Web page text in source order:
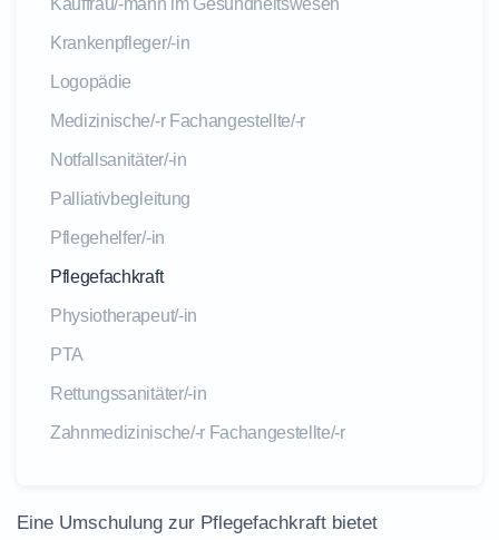
Kauffrau/-mann im Gesundheitswesen
Krankenpfleger/-in
Logopädie
Medizinische/-r Fachangestellte/-r
Notfallsanitäter/-in
Palliativbegleitung
Pflegehelfer/-in
Pflegefachkraft
Physiotherapeut/-in
PTA
Rettungssanitäter/-in
Zahnmedizinische/-r Fachangestellte/-r
Eine Umschulung zur Pflegefachkraft bietet